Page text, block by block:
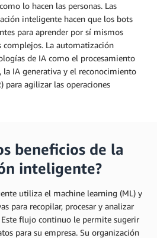
lo hacen las personas. Las
inteligente hacen que los bots
para aprender por sí mismos
complejos. La automatización
de IA como el procesamiento
la IA generativa y el reconocimiento
para agilizar las operaciones
beneficios de la
inteligente?
utiliza el machine learning (ML) y
para recopilar, procesar y analizar
flujo continuo le permite sugerir
para su empresa. Su organización